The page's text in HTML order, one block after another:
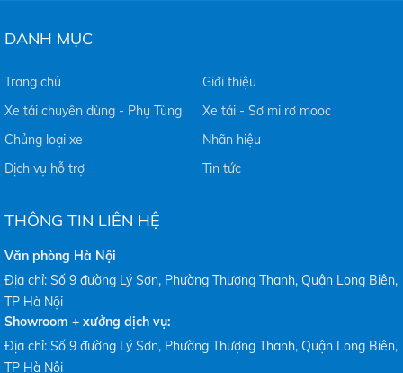
DANH MỤC
Trang chủ
Giới thiệu
Xe tải chuyên dùng - Phụ Tùng
Xe tải - Sơ mi rơ mooc
Chủng loại xe
Nhãn hiệu
Dịch vụ hỗ trợ
Tin tức
THÔNG TIN LIÊN HỆ
Văn phòng Hà Nội
Địa chỉ: Số 9 đường Lý Sơn, Phường Thượng Thanh, Quận Long Biên,
TP Hà Nội
Showroom + xưởng dịch vụ:
Địa chỉ: Số 9 đường Lý Sơn, Phường Thượng Thanh, Quận Long Biên,
TP Hà Nội